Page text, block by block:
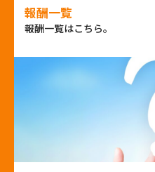
報酬一覧
報酬一覧はこちら。